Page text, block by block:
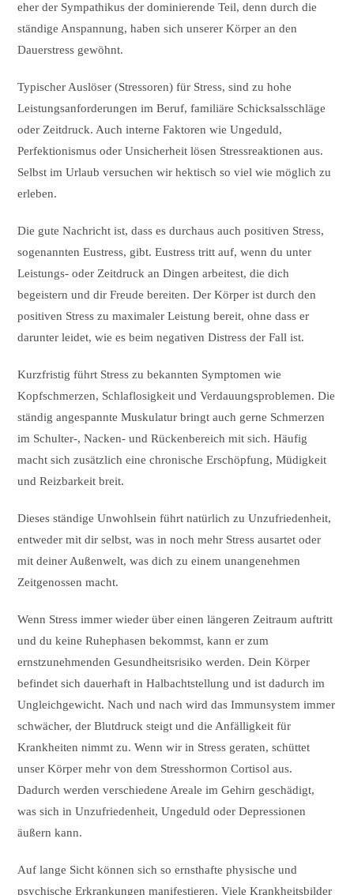
eher der Sympathikus der dominierende Teil, denn durch die
ständige Anspannung, haben sich unserer Körper an den
Dauerstress gewöhnt.
Typischer Auslöser (Stressoren) für Stress, sind zu hohe
Leistungsanforderungen im Beruf, familiäre Schicksalsschläge
oder Zeitdruck. Auch interne Faktoren wie Ungeduld,
Perfektionismus oder Unsicherheit lösen Stressreaktionen aus.
Selbst im Urlaub versuchen wir hektisch so viel wie möglich zu
erleben.
Die gute Nachricht ist, dass es durchaus auch positiven Stress,
sogenannten Eustress, gibt. Eustress tritt auf, wenn du unter
Leistungs- oder Zeitdruck an Dingen arbeitest, die dich
begeistern und dir Freude bereiten. Der Körper ist durch den
positiven Stress zu maximaler Leistung bereit, ohne dass er
darunter leidet, wie es beim negativen Distress der Fall ist.
Kurzfristig führt Stress zu bekannten Symptomen wie
Kopfschmerzen, Schlaflosigkeit und Verdauungsproblemen. Die
ständig angespannte Muskulatur bringt auch gerne Schmerzen
im Schulter-, Nacken- und Rückenbereich mit sich. Häufig
macht sich zusätzlich eine chronische Erschöpfung, Müdigkeit
und Reizbarkeit breit.
Dieses ständige Unwohlsein führt natürlich zu Unzufriedenheit,
entweder mit dir selbst, was in noch mehr Stress ausartet oder
mit deiner Außenwelt, was dich zu einem unangenehmen
Zeitgenossen macht.
Wenn Stress immer wieder über einen längeren Zeitraum auftritt
und du keine Ruhephasen bekommst, kann er zum
ernstzunehmenden Gesundheitsrisiko werden. Dein Körper
befindet sich dauerhaft in Halbachtstellung und ist dadurch im
Ungleichgewicht. Nach und nach wird das Immunsystem immer
schwächer, der Blutdruck steigt und die Anfälligkeit für
Krankheiten nimmt zu. Wenn wir in Stress geraten, schüttet
unser Körper mehr von dem Stresshormon Cortisol aus.
Dadurch werden verschiedene Areale im Gehirn geschädigt,
was sich in Unzufriedenheit, Ungeduld oder Depressionen
äußern kann.
Auf lange Sicht können sich so ernsthafte physische und
psychische Erkrankungen manifestieren. Viele Krankheitsbilder